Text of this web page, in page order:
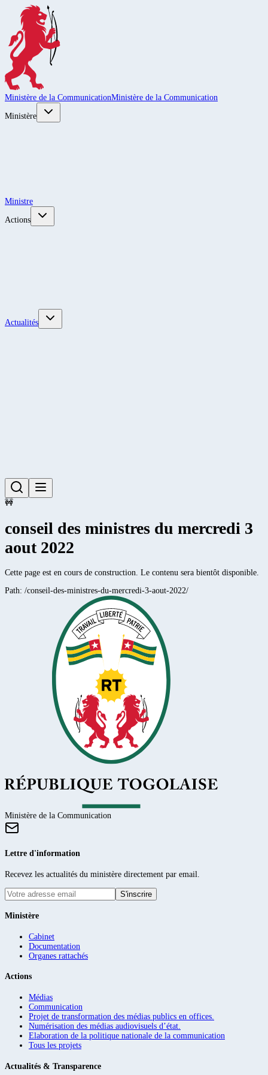
Ministère de la CommunicationMinistère de la Communication
Ministère
Ministre
Actions
Actualités
🚧
conseil des ministres du mercredi 3
aout 2022
Cette page est en cours de construction. Le contenu sera bientôt disponible.
Path: /conseil-des-ministres-du-mercredi-3-aout-2022/
Ministère de la Communication
Lettre d'information
Recevez les actualités du ministère directement par email.
S'inscrire
Ministère
Cabinet
Documentation
Organes rattachés
Actions
Médias
Communication
Projet de transformation des médias publics en offices.
Numérisation des médias audiovisuels d’état.
Elaboration de la politique nationale de la communication
Tous les projets
Actualités & Transparence